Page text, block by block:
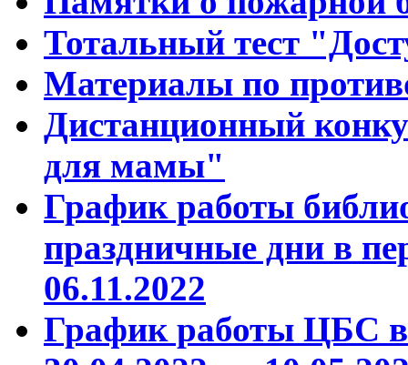
Тотальный тест
Материалы по
Дистанционный
для мамы"
График работы
праздничные дни в
06.11.2022
График работы ЦБС